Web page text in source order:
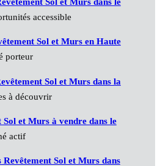
Sol et Murs dans le
accessible
Sol et Murs en Haute
porteur
Sol et Murs dans la
à découvrir
Sol et Murs à vendre dans le
actif
Sol et Murs dans